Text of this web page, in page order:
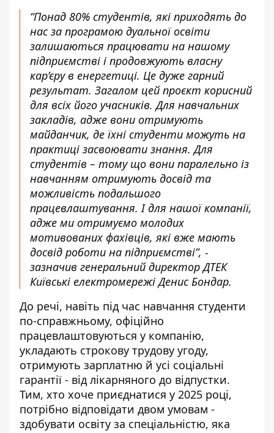
“Понад 80% студентів, які приходять до
нас за програмою дуальної освіти
залишаються працювати на нашому
підприємстві і продовжують власну
кар’єру в енергетиці. Це дуже гарний
результат. Загалом цей проєкт корисний
для всіх його учасників. Для навчальних
закладів, адже вони отримують
майданчик, де їхні студенти можуть на
практиці засвоювати знання. Для
студентів – тому що вони паралельно із
навчанням отримують досвід та
можливість подальшого
працевлаштування. І для нашої компанії,
адже ми отримуємо молодих
мотивованих фахівців, які вже мають
досвід роботи на підприємстві”, -
зазначив генеральний директор ДТЕК
Київські електромережі Денис Бондар.
До речі, навіть під час навчання студенти
по-справжньому, офіційно
працевлаштовуються у компанію,
укладають строкову трудову угоду,
отримують зарплатню й усі соціальні
гарантії - від лікарняного до відпустки.
Тим, хто хоче приєднатися у 2025 році,
потрібно відповідати двом умовам -
здобувати освіту за спеціальністю, яка